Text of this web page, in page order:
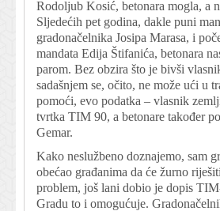
Rodoljub Kosić, betonara mogla, a
Sljedećih pet godina, dakle puni
gradonačelnika Josipa Marasa, i
mandata Edija Štifanića, betonara
parom. Bez obzira što je bivši
sadašnjem se, očito, ne može ući u
pomoći, evo podatka – vlasnik
tvrtka TIM 90, a betonare također
Gemar.
Kako neslužbeno doznajemo, sam
obećao građanima da će žurno
problem, još lani dobio je dopis
Gradu to i omogućuje.